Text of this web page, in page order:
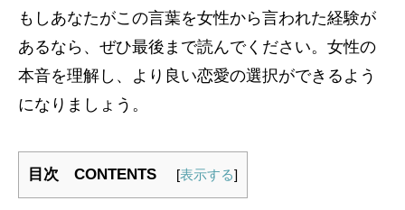
もしあなたがこの言葉を女性から言われた経験が
あるなら、ぜひ最後まで読んでください。女性の
本音を理解し、より良い恋愛の選択ができるよう
になりましょう。
目次 CONTENTS [表示する]